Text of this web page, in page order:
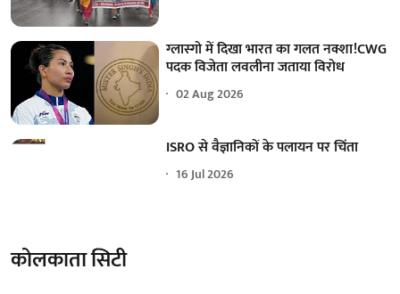
ग्लास्गो में दिखा भारत का गलत नक्शा!CWG
पदक विजेता लवलीना जताया विरोध
02 Aug 2026
ISRO से वैज्ञानिकों के पलायन पर चिंता
16 Jul 2026
कोलकाता सिटी